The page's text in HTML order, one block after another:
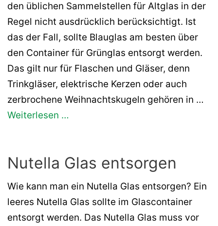
den üblichen Sammelstellen für Altglas in der
Regel nicht ausdrücklich berücksichtigt. Ist
das der Fall, sollte Blauglas am besten über
den Container für Grünglas entsorgt werden.
Das gilt nur für Flaschen und Gläser, denn
Trinkgläser, elektrische Kerzen oder auch
zerbrochene Weihnachtskugeln gehören in …
Weiterlesen …
Nutella Glas entsorgen
Wie kann man ein Nutella Glas entsorgen? Ein
leeres Nutella Glas sollte im Glascontainer
entsorgt werden. Das Nutella Glas muss vor